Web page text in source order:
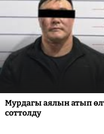
Мурдагы аялын атып
соттолду